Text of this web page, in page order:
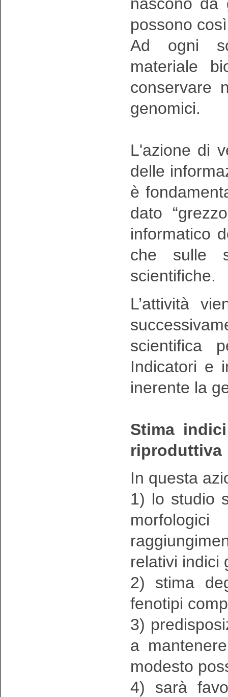
nascono da
possono
Ad ogni
materiale
conservare
genomici.
L'azione di
delle
è
dato
informatico
che sulle
scientifiche.
L’attività
scientifica
Indicatori e
inerente la
Stima
riproduttiva
In questa
1) lo studio
relativi indici
2) stima
fenotipi
3)
a
modesto
4) sarà